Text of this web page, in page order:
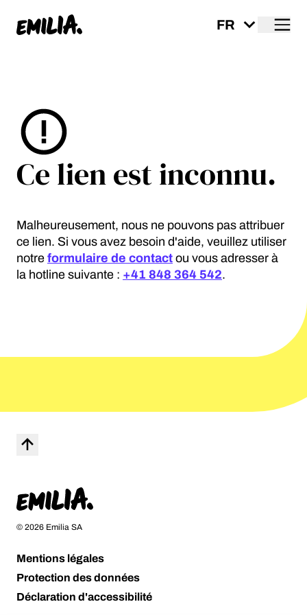
Ce lien est inconnu.
Malheureusement, nous ne pouvons pas attribuer
ce lien. Si vous avez besoin d'aide, veuillez utiliser
notre formulaire de contact ou vous adresser à
la hotline suivante : +41 848 364 542.
© 2026 Emilia SA
Mentions légales
Protection des données
Déclaration d'accessibilité